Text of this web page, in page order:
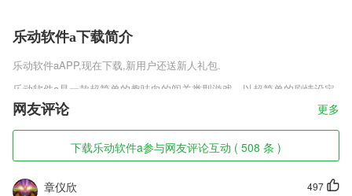
乐动软件a下载简介
乐动软件aAPP,现在下载,新用户还送新人礼包.
乐动软件a是一款超简单的趣味向的闯关类型游戏，以超简单的剧情设定
搭配上海量的独特任务等你进行挑战，包括了日常的悬赏任务以及经营向
的内容等你去获取，在不同的岛屿中探索过程中得到相应的物品，需要去
购买相应的物资和道具，灵活去模拟。
乐动软件a软件特色
1,图片裁剪和旋转，拼图模板、自由拼图和图片拼接；
网友评论 更多
下载乐动软件a参与网友评论互动 ( 508 条 )
497
章仪欣